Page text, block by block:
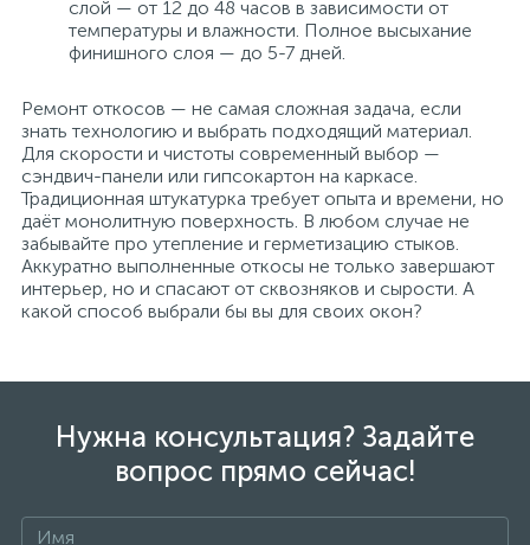
слой — от 12 до 48 часов в зависимости от
температуры и влажности. Полное высыхание
финишного слоя — до 5-7 дней.
Ремонт откосов — не самая сложная задача, если
знать технологию и выбрать подходящий материал.
Для скорости и чистоты современный выбор —
сэндвич-панели или гипсокартон на каркасе.
Традиционная штукатурка требует опыта и времени, но
даёт монолитную поверхность. В любом случае не
забывайте про утепление и герметизацию стыков.
Аккуратно выполненные откосы не только завершают
интерьер, но и спасают от сквозняков и сырости. А
какой способ выбрали бы вы для своих окон?
Нужна консультация? Задайте
вопрос прямо сейчас!